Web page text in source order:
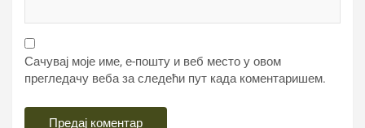
Сачувај моје име, е-пошту и веб место у овом
прегледачу веба за следећи пут када коментаришем.